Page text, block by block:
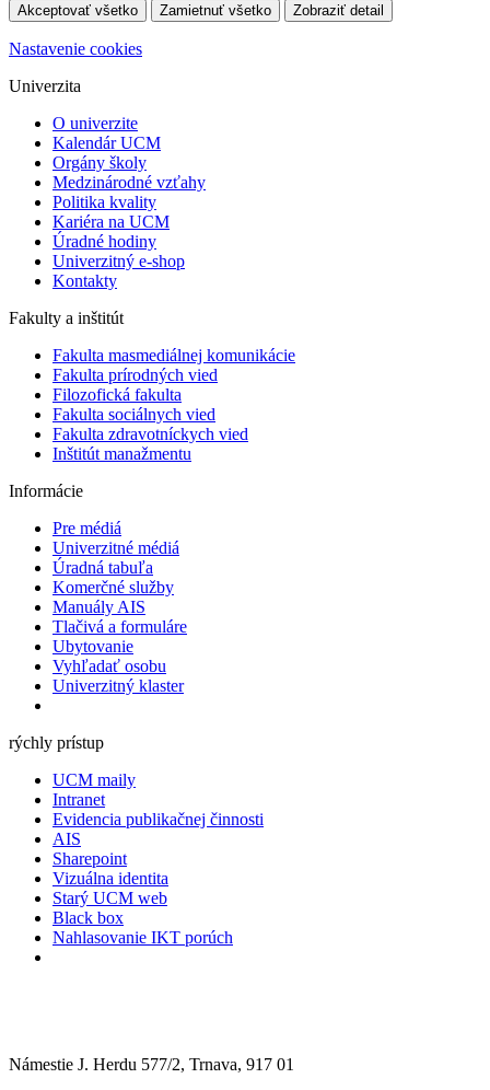
Akceptovať všetko Zamietnuť všetko Zobraziť detail
Nastavenie cookies
Univerzita
O univerzite
Kalendár UCM
Orgány školy
Medzinárodné vzťahy
Politika kvality
Kariéra na UCM
Úradné hodiny
Univerzitný e-shop
Kontakty
Fakulty a inštitút
Fakulta masmediálnej komunikácie
Fakulta prírodných vied
Filozofická fakulta
Fakulta ​sociálnych vied
Fakulta zdravotníckych vied
Inštitút manažmentu
Informácie
Pre médiá
Univerzitné médiá
Úradná tabuľa
Komerčné služby
Manuály AIS
Tlačivá a formuláre
Ubytovanie
Vyhľadať osobu
Univerzitný klaster
rýchly prístup
UCM maily
Intranet
Evidencia publikačnej činnosti
AIS
Sharepoint
Vizuálna identita
Starý UCM web
Black box
Nahlasovanie IKT porúch
Námestie J. Herdu 577/2, Trnava, 917 01